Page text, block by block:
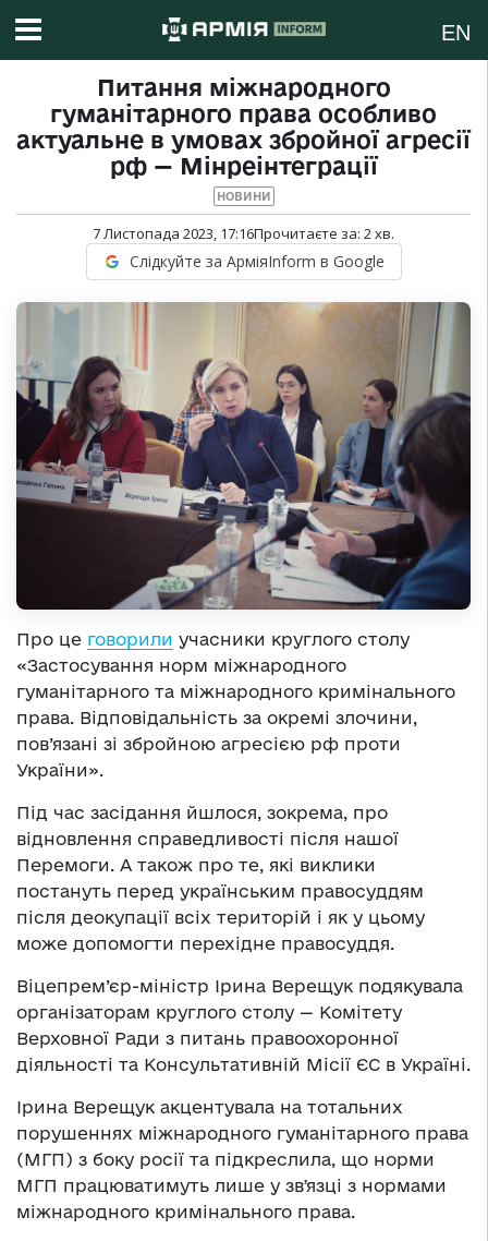
EN
Питання міжнародного
гуманітарного права особливо
актуальне в умовах збройної агресії
рф — Мінреінтеграції
НОВИНИ
7 Листопада 2023, 17:16Прочитаєте за: 2хв.
Слідкуйте за АрміяInform в Google
Про це говорили учасники круглого столу
«Застосування норм міжнародного
гуманітарного та міжнародного кримінального
права. Відповідальність за окремі злочини,
пов’язані зі збройною агресією рф проти
України».
Під час засідання йшлося, зокрема, про
відновлення справедливості після нашої
Перемоги. А також про те, які виклики
постануть перед українським правосуддям
після деокупації всіх територій і як у цьому
може допомогти перехідне правосуддя.
Віцепрем’єр-міністр Ірина Верещук подякувала
організаторам круглого столу — Комітету
Верховної Ради з питань правоохоронної
діяльності та Консультативній Місії ЄС в Україні.
Ірина Верещук акцентувала на тотальних
порушеннях міжнародного гуманітарного права
(МГП) з боку росії та підкреслила, що норми
МГП працюватимуть лише у звʼязці з нормами
міжнародного кримінального права.